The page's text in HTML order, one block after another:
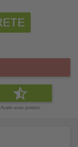
Avalie esse produto